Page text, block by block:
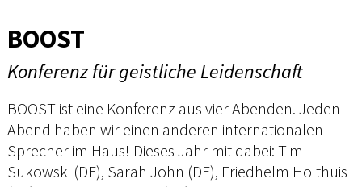
BOOST
Konferenz für geistliche Leidenschaft
BOOST ist eine Konferenz aus vier Abenden. Jeden
Abend haben wir einen anderen internationalen
Sprecher im Haus! Dieses Jahr mit dabei: Tim
Sukowski (DE), Sarah John (DE), Friedhelm Holthuis